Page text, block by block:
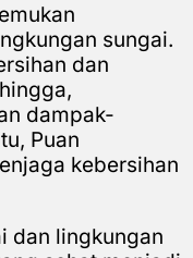
sungai.
dan
dampak-
Puan
kebersihan
dan lingkungan